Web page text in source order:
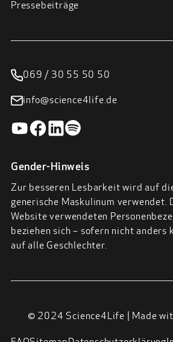
Pressebeiträge
069 / 30 55 50 50
info@science4life.de
Gender-Hinweis
Zur besseren Lesbarkeit wird auf
generische Maskulinum verwendet.
Website verwendeten
beziehen sich – sofern nicht anders
auf alle Geschlechter.
© 2024 Science4Life | Made